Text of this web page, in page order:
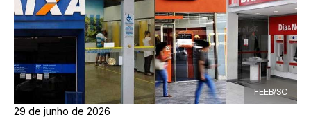
FEEB/SC
29 de junho de 2026